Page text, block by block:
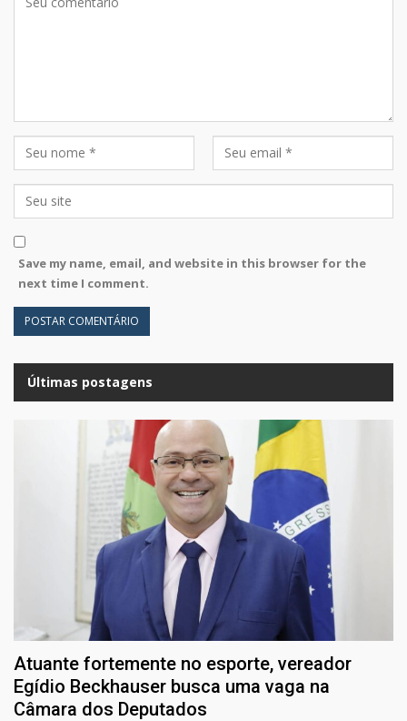
Save my name, email, and website in this browser for the
next time I comment.
Últimas postagens
Atuante fortemente no esporte, vereador
Egídio Beckhauser busca uma vaga na
Câmara dos Deputados